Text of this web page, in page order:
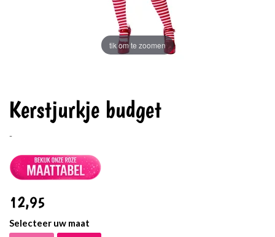
tik om te zoomen
Kerstjurkje budget
-
12,95
Selecteer uw maat